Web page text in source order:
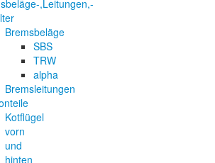
,Leitungen,-
Bremsbeläge
SBS
TRW
alpha
Bremsleitungen
Kotflügel
vorn
und
hinten